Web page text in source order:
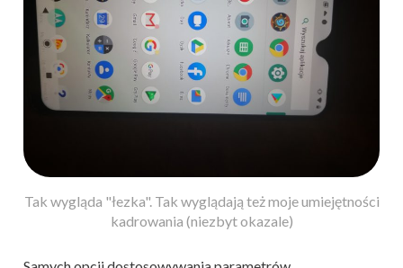
Tak wygląda "łezka". Tak wyglądają też moje umiejętności
kadrowania (niezbyt okazale)